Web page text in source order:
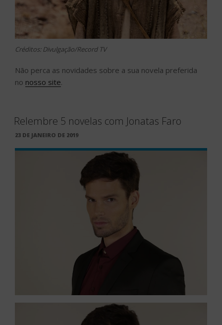
Créditos: Divulgação/Record TV
Não perca as novidades sobre a sua novela preferida
no nosso site.
Relembre 5 novelas com Jonatas Faro
PUBLICADO
23 DE JANEIRO DE 2019